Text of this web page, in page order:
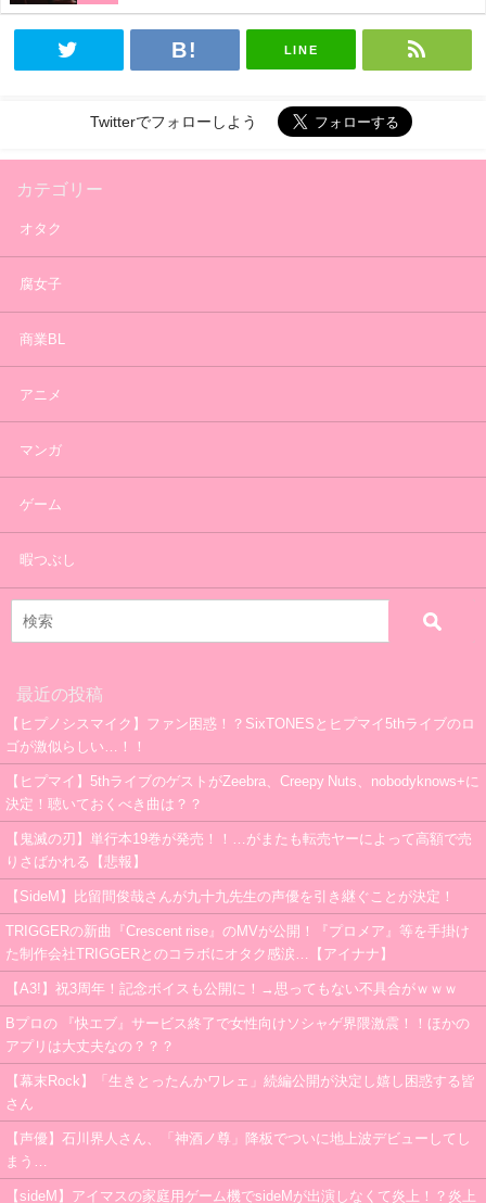
LINE
Twitterでフォローしよう
カテゴリー
オタク
腐女子
商業BL
アニメ
マンガ
ゲーム
暇つぶし
最近の投稿
【ヒプノシスマイク】ファン困惑！？SixTONESとヒプマイ5thライブのロ
ゴが激似らしい…！！
【ヒプマイ】5thライブのゲストがZeebra、Creepy Nuts、nobodyknows+に
決定！聴いておくべき曲は？？
【鬼滅の刃】単行本19巻が発売！！…がまたも転売ヤーによって高額で売
りさばかれる【悲報】
【SideM】比留間俊哉さんが九十九先生の声優を引き継ぐことが決定！
TRIGGERの新曲『Crescent rise』のMVが公開！『プロメア』等を手掛け
た制作会社TRIGGERとのコラボにオタク感涙…【アイナナ】
【A3!】祝3周年！記念ボイスも公開に！→思ってもない不具合がｗｗｗ
Bプロの 『快エブ』サービス終了で女性向けソシャゲ界隈激震！！ほかの
アプリは大丈夫なの？？？
【幕末Rock】「生きとったんかワレェ」続編公開が決定し嬉し困惑する皆
さん
【声優】石川界人さん、「神酒ノ尊」降板でついに地上波デビューしてし
まう…
【sideM】アイマスの家庭用ゲーム機でsideMが出演しなくて炎上！？炎上